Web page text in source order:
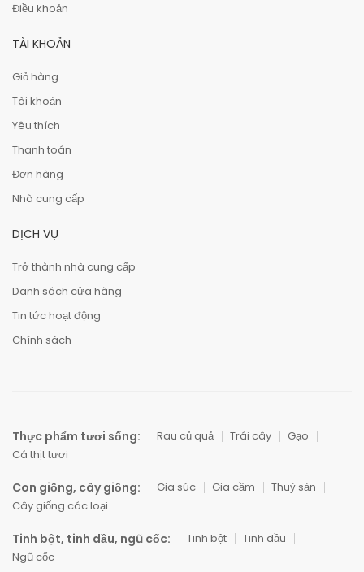
Điều khoản
TÀI KHOẢN
Giỏ hàng
Tài khoản
Yêu thích
Thanh toán
Đơn hàng
Nhà cung cấp
DỊCH VỤ
Trở thành nhà cung cấp
Danh sách cửa hàng
Tin tức hoạt động
Chính sách
Thực phẩm tươi sống: Rau củ quả Trái cây
Gạo
Cá thịt tươi
Con giống, cây giống: Gia súc Gia cầm
Thuỷ sản
Cây giống các loại
Tinh bột, tinh dầu, ngũ cốc: Tinh bột
Tinh dầu
Ngũ cốc